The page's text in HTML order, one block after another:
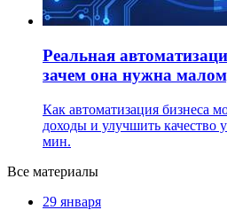
Реальная
зачем она нужна
Как автоматизация бизнеса
доходы и улучшить качество
мин.
Все материалы
29 января